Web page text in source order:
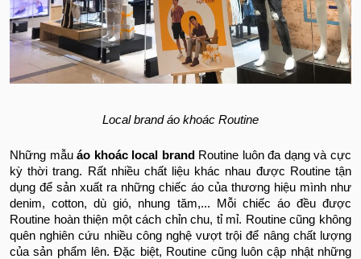
Local brand áo khoác Routine
Những mẫuáo khoác local brand Routine luôn đa dạng và cực
kỳ thời trang. Rất nhiều chất liệu khác nhau được Routine tận
dụng để sản xuất ra những chiếc áo của thương hiệu mình như
denim, cotton, dù gió, nhung tăm,... Mỗi chiếc áo đều được
Routine hoàn thiện một cách chỉn chu, tỉ mỉ. Routine cũng không
quên nghiên cứu nhiều công nghệ vượt trội để nâng chất lượng
của sản phẩm lên. Đặc biệt, Routine cũng luôn cập nhật những